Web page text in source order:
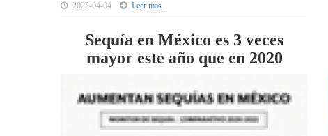
2022-04-04 Leer mas...
Sequía en México es 3 veces
mayor este año que en 2020